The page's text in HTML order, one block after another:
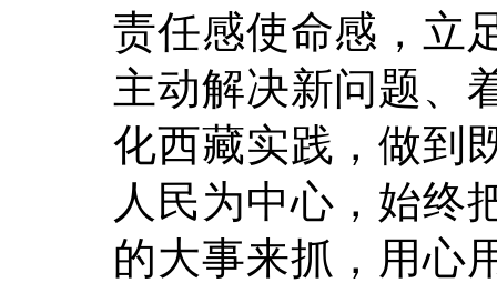
责任感使命感，立
主动解决新问题、
化西藏实践，做到
人民为中心，始终
的大事来抓，用心